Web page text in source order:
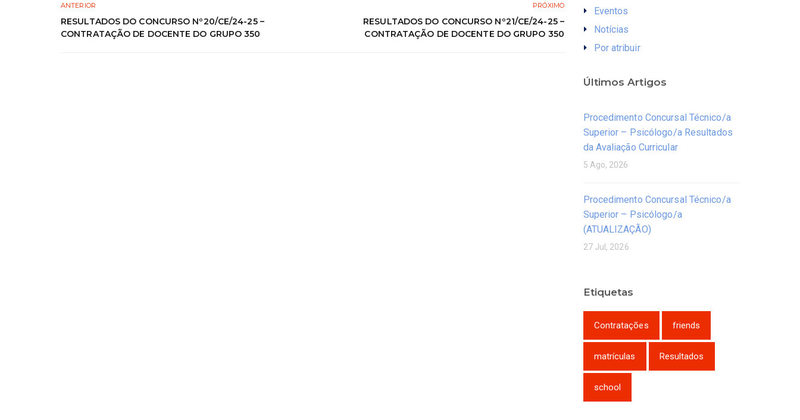
ANTERIOR
RESULTADOS DO CONCURSO Nº20/CE/24-25 –
CONTRATAÇÃO DE DOCENTE DO GRUPO 350
PRÓXIMO
RESULTADOS DO CONCURSO Nº21/CE/24-25 –
CONTRATAÇÃO DE DOCENTE DO GRUPO 350
Eventos
Notícias
Por atribuir
Últimos Artigos
Procedimento Concursal Técnico/a
Superior – Psicólogo/a Resultados
da Avaliação Curricular
5 Ago, 2026
Procedimento Concursal Técnico/a
Superior – Psicólogo/a
(ATUALIZAÇÃO)
27 Jul, 2026
Etiquetas
Contratações friends
matrículas Resultados
school